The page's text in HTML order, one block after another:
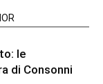
le
di Consonni